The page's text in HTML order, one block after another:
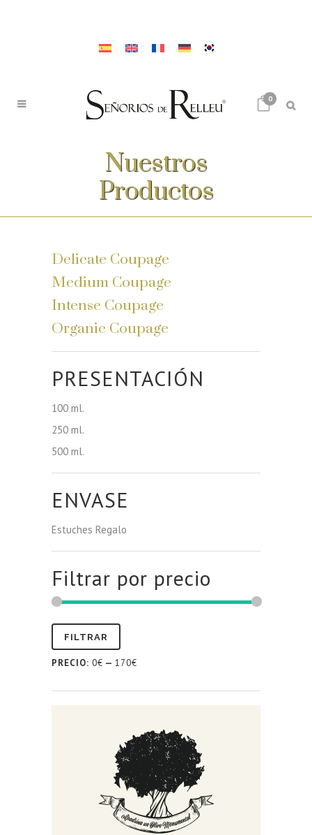
0
Nuestros
Productos
Delicate Coupage
Medium Coupage
Intense Coupage
Organic Coupage
PRESENTACIÓN
100 ml.
250 ml.
500 ml.
ENVASE
Estuches Regalo
Filtrar por precio
FILTRAR
PRECIO: 0€ — 170€